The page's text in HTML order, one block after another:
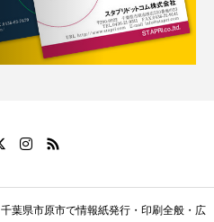
葉県市原市で情報紙発行・印刷全般・広